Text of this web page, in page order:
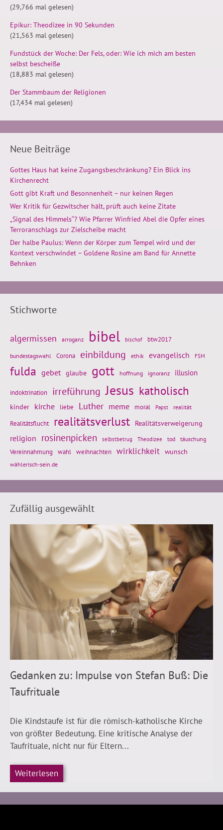
(29,766 mal gelesen)
Epikur: Theodizee in 90 Sekunden
(21,563 mal gelesen)
Fundstück der Woche: Der Fels, oder: Wie ich mich am besten
selbst bescheiße
(18,883 mal gelesen)
Der Stammbaum der Religionen
(17,434 mal gelesen)
Neue Beiträge
Gottes Haus hat keine Zugangsbeschränkung? Ein Blick ins
Kirchenrecht
Gott gibt Kraft und Besonnenheit – nur keinen Regen
Wer Kritik für Gezwitscher hält, prüft auch keine Zitate
„Signal des Himmels“? Wie Pfarrer Winfried Abel die Opfer eines
Terroranschlags zur Zielscheibe macht
Der halbe Paulus: Wenn der Körper zum Tempel wird und der
Kontext verschwindet – Goldene Rosine am Band für Annette
Behnken
Stichworte
algermissen arroganz bibel bischof btw2017
bundestagswahl Corona einbildung ethik evangelisch FSM
fulda gebet glaube gott hoffnung ignoranz illusion
indoktrination irreführung Jesus katholisch
kinder kirche liebe Luther meme moral Papst realität
Realitätsflucht realitätsverlust Realitätsverweigerung
religion rosinenpicken selbstbetrug Theodizee tod täuschung
Vereinnahmung wahl weihnachten wirklichkeit wunsch
wählerisch-sein.de
Zufällig ausgewählt
Gedanken zu: Impulse von Stefan Buß: Die
Taufrituale
Die Kindstaufe ist für die römisch-katholische Kirche
von größter Bedeutung. Eine kritische Analyse der
Taufrituale, nicht nur für Eltern...
Weiterlesen